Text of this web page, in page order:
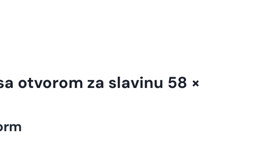
otvorom za slavinu 58 ×